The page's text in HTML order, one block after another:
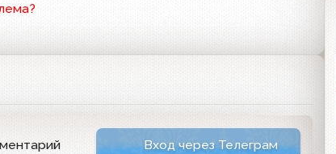
Вход через Телеграм